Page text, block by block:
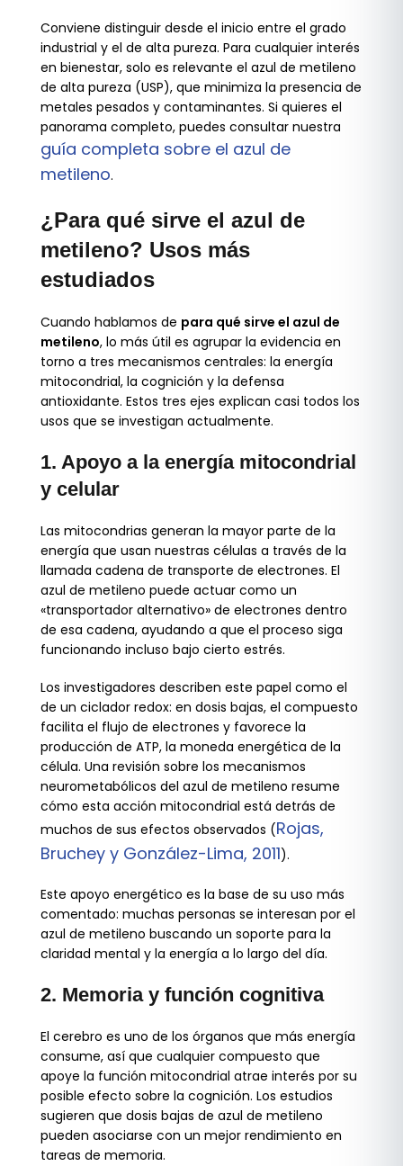
Conviene distinguir desde el inicio entre el grado
industrial y el de alta pureza. Para cualquier interés
en bienestar, solo es relevante el azul de metileno
de alta pureza (USP), que minimiza la presencia de
metales pesados y contaminantes. Si quieres el
panorama completo, puedes consultar nuestra
guía completa sobre el azul de
metileno.
¿Para qué sirve el azul de
metileno? Usos más
estudiados
Cuando hablamos de para qué sirve el azul de
metileno, lo más útil es agrupar la evidencia en
torno a tres mecanismos centrales: la energía
mitocondrial, la cognición y la defensa
antioxidante. Estos tres ejes explican casi todos los
usos que se investigan actualmente.
1. Apoyo a la energía mitocondrial
y celular
Las mitocondrias generan la mayor parte de la
energía que usan nuestras células a través de la
llamada cadena de transporte de electrones. El
azul de metileno puede actuar como un
«transportador alternativo» de electrones dentro
de esa cadena, ayudando a que el proceso siga
funcionando incluso bajo cierto estrés.
Los investigadores describen este papel como el
de un ciclador redox: en dosis bajas, el compuesto
facilita el flujo de electrones y favorece la
producción de ATP, la moneda energética de la
célula. Una revisión sobre los mecanismos
neurometabólicos del azul de metileno resume
cómo esta acción mitocondrial está detrás de
muchos de sus efectos observados (Rojas,
Bruchey y González-Lima, 2011).
Este apoyo energético es la base de su uso más
comentado: muchas personas se interesan por el
azul de metileno buscando un soporte para la
claridad mental y la energía a lo largo del día.
2. Memoria y función cognitiva
El cerebro es uno de los órganos que más energía
consume, así que cualquier compuesto que
apoye la función mitocondrial atrae interés por su
posible efecto sobre la cognición. Los estudios
sugieren que dosis bajas de azul de metileno
pueden asociarse con un mejor rendimiento en
tareas de memoria.